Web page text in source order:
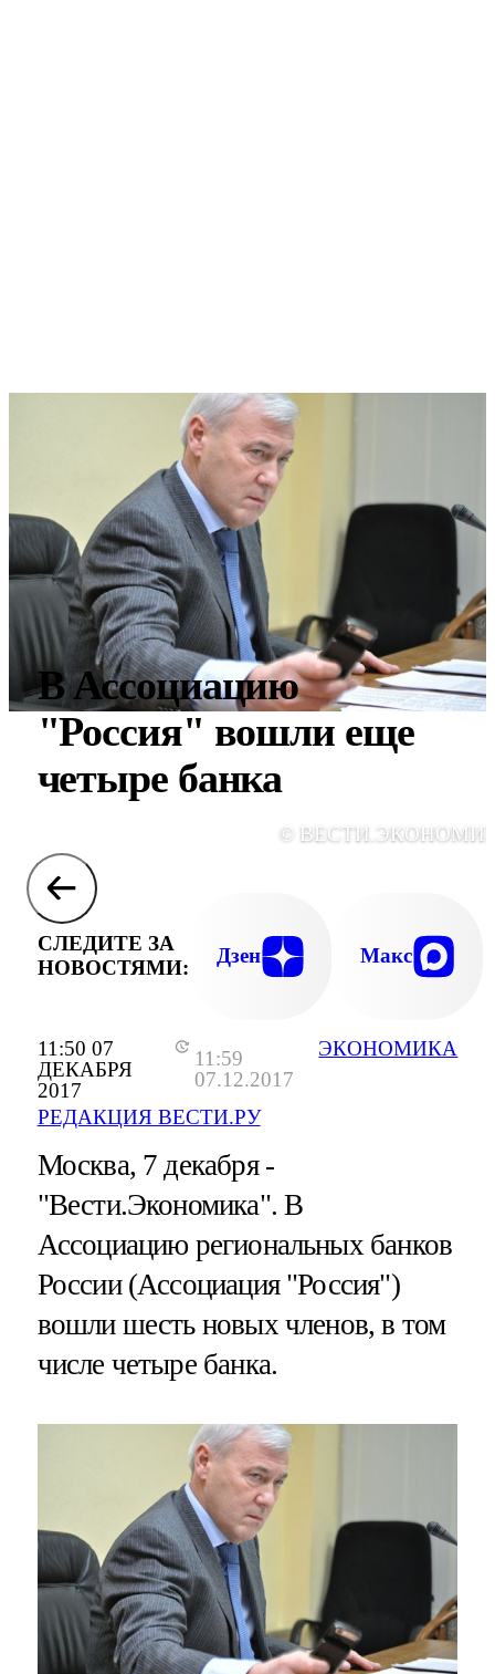
11:50 07
ДЕКАБРЯ
2017
11:59
07.12.2017
РЕДАКЦИЯ ВЕСТИ.РУ
ЭКОНОМИКА
В Ассоциацию
"Россия" вошли еще
четыре банка
©
СЛЕДИТЕ ЗА
НОВОСТЯМИ:
Дзен Макс
Москва, 7 декабря -
"Вести.Экономика".В
Ассоциацию региональных банков
России (Ассоциация "Россия")
вошли шесть новых членов, в том
числе четыре банка.